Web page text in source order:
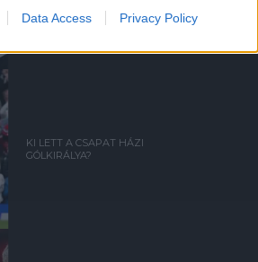
Data Access Privacy Policy
KI LETT A CSAPAT HÁZI
GÓLKIRÁLYA?